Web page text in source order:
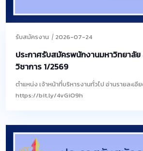
รับสมัครงาน 2026-07-24
ประกาศรับสมัครพนักงานมหาวิทยาลั
วิชาการ 1/2569
ตำแหน่ง เจ้าหน้าที่บริหารงานทั่วไป อ่านรายละเอี
https://bit.ly/4vGiO9h